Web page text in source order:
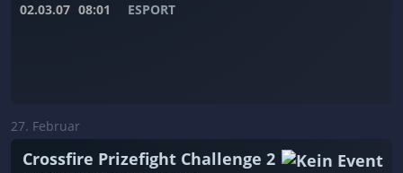
02.03.07 08:01 ESPORT
27. Februar
Crossfire Prizefight Challenge 2